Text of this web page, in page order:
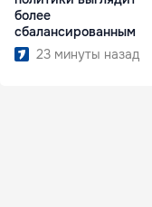
более
сбалансированным
23 минуты назад